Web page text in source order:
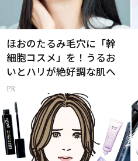
ほおのたるみ毛穴に「幹
細胞コスメ」を！うるお
いとハリが絶好調な肌へ